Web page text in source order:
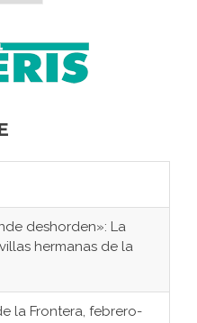
deshorden»: La
hermanas de la
la Frontera, febrero-